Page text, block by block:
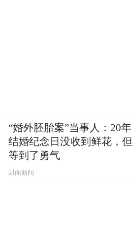
“婚外胚胎案”当事人：20年
结婚纪念日没收到鲜花，但
等到了勇气
封面新闻